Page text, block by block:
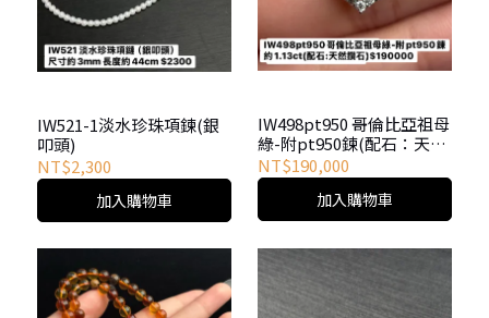
IW521-1淡水珍珠項鍊(銀
叩頭)
NT$2,300
加入購物車
IW498pt950 哥倫比亞祖母
綠-附pt950鍊(配石：天然
鑽石）
NT$190,000
加入購物車